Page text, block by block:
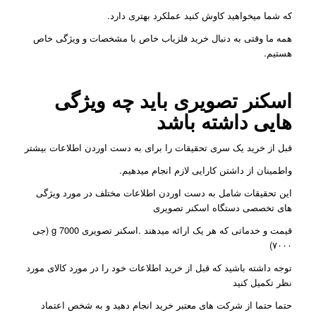
که شما میخواهید کاوش کنید عملکرد بهتری دارد.
همه ما وقتی به دنبال خرید فلزیاب خاص با مشخصات و ویژگی خاص
هستیم.
اسکنر تصویری باید چه ویژگی
هایی داشته باشد
قبل از خرید یک سری تحقیقات را برای به دست اوردن اطلاعات بیشتر
واطمینان از داشتن کارایی لازم انجام میدهیم.
این تحقیقات شامل به دست اوردن اطلاعات مختلف در مورد ویژگی
های تخصصی دستگاه اسکنر تصویری
قیمت و خدماتی که هر یک ارائه میدهند .اسکنر تصویری g 7000 (جی
۷۰۰۰)
توجه داشته باشید که قبل از خرید اطلاعات خود را در مورد کالای مورد
نظر تکمیل کنید
حتما حتما از شرکت های معتبر خرید انجام دهید و به شخص اعتماد